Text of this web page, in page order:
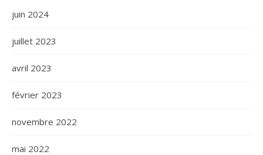
juin 2024
juillet 2023
avril 2023
février 2023
novembre 2022
mai 2022